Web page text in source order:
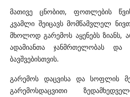
მათივე ცნობით, ფოთლების
კვამლი შეიცავს მომწამვლელ
მხოლოდ გარემოს აყენებს ზიანს,
ადამიანთა ჯანმრთელობას და
ბავშვებისთვის.
გარემოს დაცვისა და სოფლის
გარემოსდაცვითი